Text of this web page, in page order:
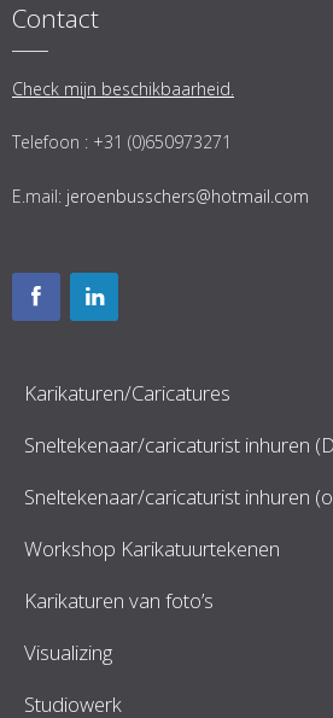
Contact
Check mijn beschikbaarheid.
Telefoon : +31 (0)650973271
E.mail: jeroenbusschers@hotmail.com
Karikaturen/Caricatures
Sneltekenaar/caricaturist inhuren
Sneltekenaar/caricaturist inhuren
Workshop Karikatuurtekenen
Karikaturen van foto’s
Visualizing
Studiowerk